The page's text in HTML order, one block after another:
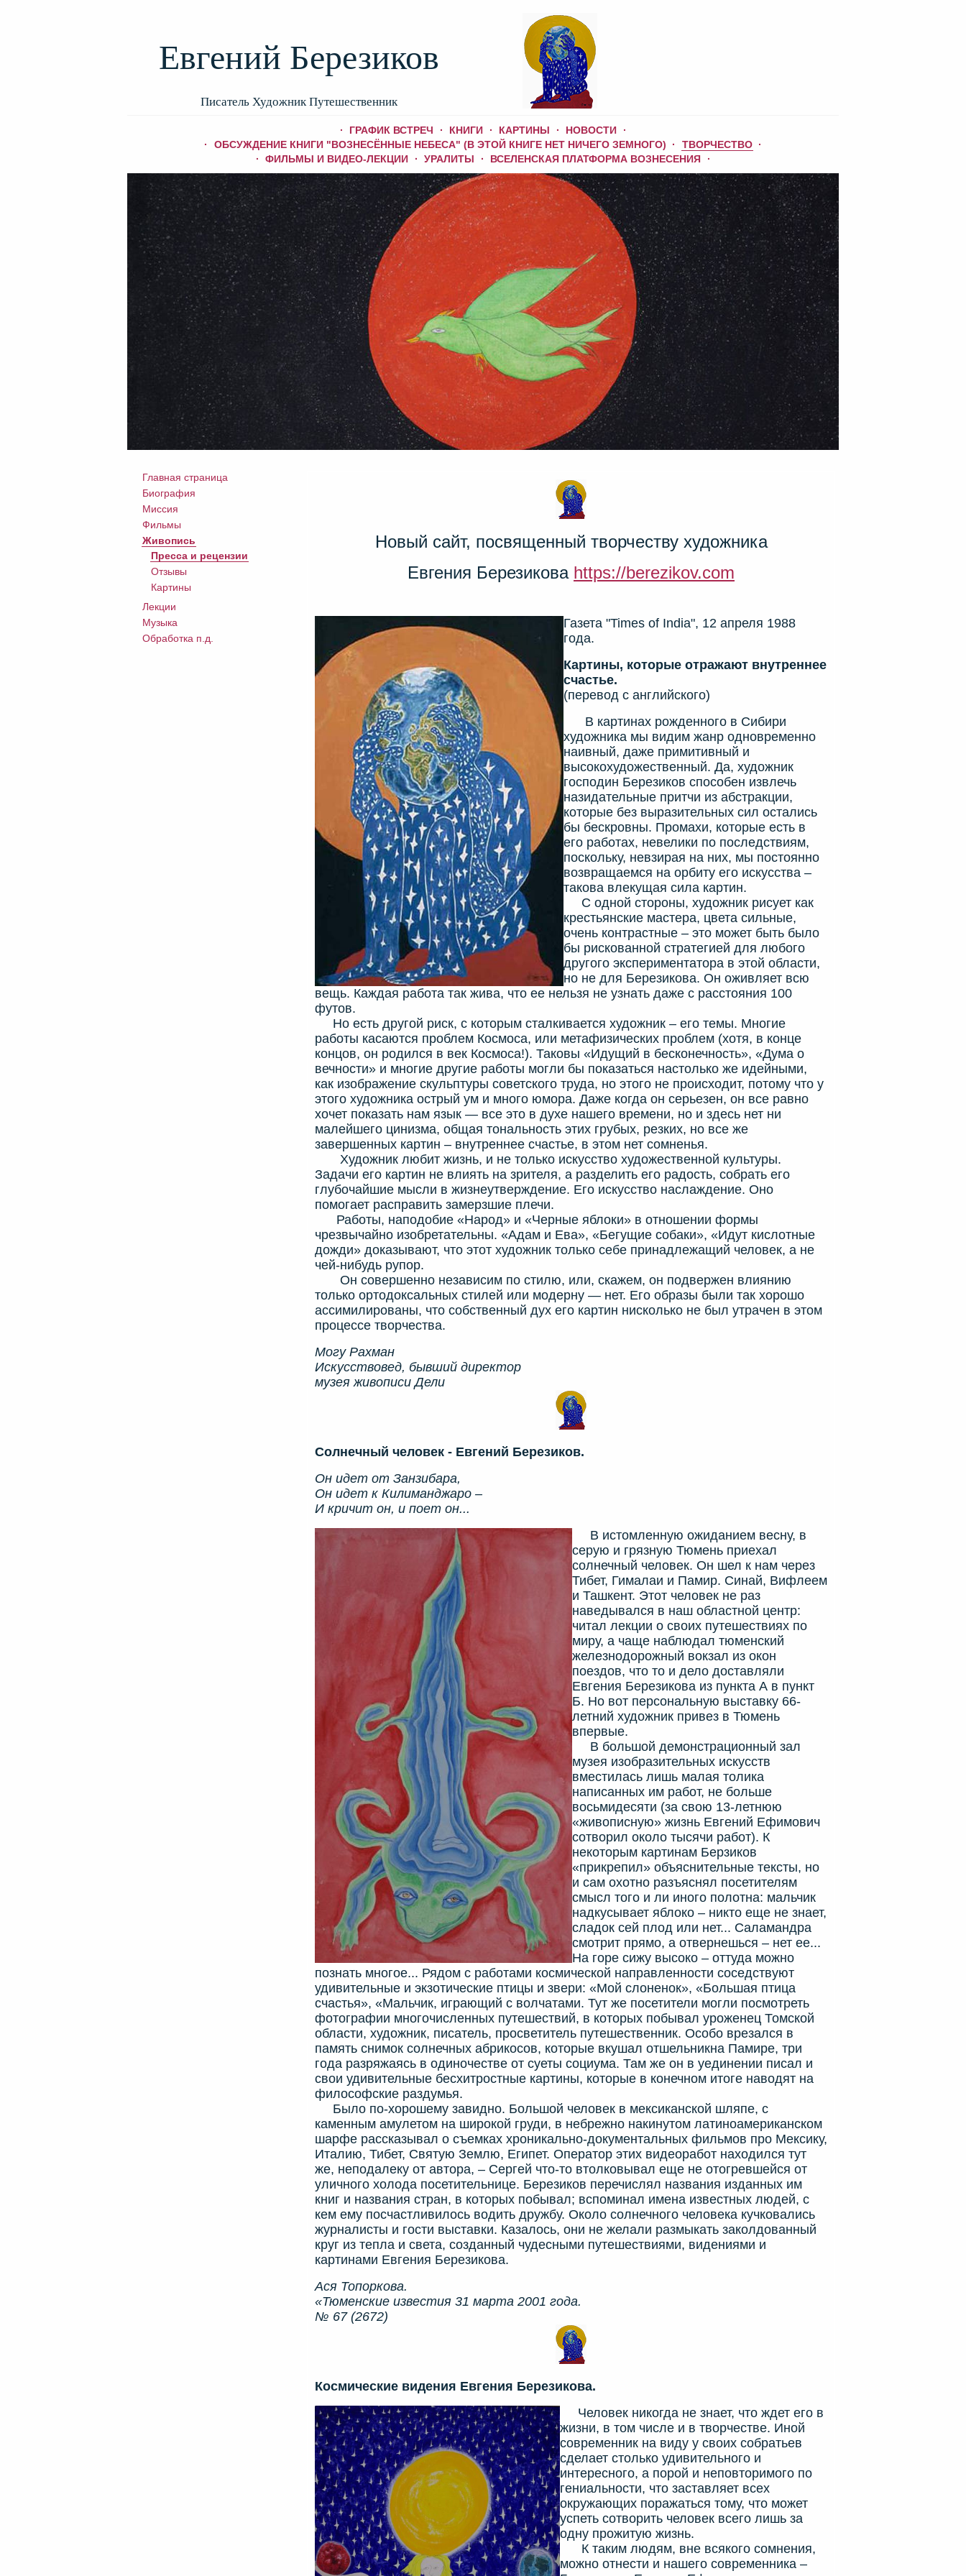
Евгений Березиков
Писатель Художник Путешественник
ГРАФИК ВСТРЕЧ КНИГИ КАРТИНЫ
НОВОСТИ
ОБСУЖДЕНИЕ КНИГИ "ВОЗНЕСЁННЫЕ НЕБЕСА" (В ЭТОЙ КНИГЕ НЕТ НИЧЕГО ЗЕМНОГО)
ТВОРЧЕСТВО
ФИЛЬМЫ И ВИДЕО-ЛЕКЦИИ
УРАЛИТЫ ВСЕЛЕНСКАЯ ПЛАТФОРМА ВОЗНЕСЕНИЯ
Главная страница
Биография
Миссия
Фильмы
Живопись
Пресса и рецензии
Отзывы
Картины
Лекции
Музыка
Обработка п.д.
Новый сайт, посвященный творчеству художника
Евгения Березикова https://berezikov.com
Газета "Times of India", 12 апреля 1988
года.
Картины, которые отражают внутреннее
счастье.
(перевод с английского)
В картинах рожденного в Сибири
художника мы видим жанр одновременно
наивный, даже примитивный и
высокохудожественный. Да, художник
господин Березиков способен извлечь
назидательные притчи из абстракции,
которые без выразительных сил остались
бы бескровны. Промахи, которые есть в
его работах, невелики по последствиям,
поскольку, невзирая на них, мы постоянно
возвращаемся на орбиту его искусства –
такова влекущая сила картин.
С одной стороны, художник рисует как
крестьянские мастера, цвета сильные,
очень контрастные – это может быть было
бы рискованной стратегией для любого
другого экспериментатора в этой области,
но не для Березикова. Он оживляет всю
вещь. Каждая работа так жива, что ее нельзя не узнать даже с расстояния 100
футов.
Но есть другой риск, с которым сталкивается художник – его темы. Многие
работы касаются проблем Космоса, или метафизических проблем (хотя, в конце
концов, он родился в век Космоса!). Таковы «Идущий в бесконечность», «Дума о
вечности» и многие другие работы могли бы показаться настолько же идейными,
как изображение скульптуры советского труда, но этого не происходит, потому что у
этого художника острый ум и много юмора. Даже когда он серьезен, он все равно
хочет показать нам язык — все это в духе нашего времени, но и здесь нет ни
малейшего цинизма, общая тональность этих грубых, резких, но все же
завершенных картин – внутреннее счастье, в этом нет сомненья.
Художник любит жизнь, и не только искусство художественной культуры.
Задачи его картин не влиять на зрителя, а разделить его радость, собрать его
глубочайшие мысли в жизнеутверждение. Его искусство наслаждение. Оно
помогает расправить замерзшие плечи.
Работы, наподобие «Народ» и «Черные яблоки» в отношении формы
чрезвычайно изобретательны. «Адам и Ева», «Бегущие собаки», «Идут кислотные
дожди» доказывают, что этот художник только себе принадлежащий человек, а не
чей-нибудь рупор.
Он совершенно независим по стилю, или, скажем, он подвержен влиянию
только ортодоксальных стилей или модерну — нет. Его образы были так хорошо
ассимилированы, что собственный дух его картин нисколько не был утрачен в этом
процессе творчества.
Могу Рахман
Искусствовед, бывший директор
музея живописи Дели
Солнечный человек - Евгений Березиков.
Он идет от Занзибара,
Он идет к Килиманджаро –
И кричит он, и поет он...
В истомленную ожиданием весну, в
серую и грязную Тюмень приехал
солнечный человек. Он шел к нам через
Тибет, Гималаи и Памир. Синай, Вифлеем
и Ташкент. Этот человек не раз
наведывался в наш областной центр:
читал лекции о своих путешествиях по
миру, а чаще наблюдал тюменский
железнодорожный вокзал из окон
поездов, что то и дело доставляли
Евгения Березикова из пункта А в пункт
Б. Но вот персональную выставку 66-
летний художник привез в Тюмень
впервые.
В большой демонстрационный зал
музея изобразительных искусств
вместилась лишь малая толика
написанных им работ, не больше
восьмидесяти (за свою 13-летнюю
«живописную» жизнь Евгений Ефимович
сотворил около тысячи работ). К
некоторым картинам Берзиков
«прикрепил» объяснительные тексты, но
и сам охотно разъяснял посетителям
смысл того и ли иного полотна: мальчик
надкусывает яблоко – никто еще не знает,
сладок сей плод или нет... Саламандра
смотрит прямо, а отвернешься – нет ее...
На горе сижу высоко – оттуда можно
познать многое... Рядом с работами космической направленности соседствуют
удивительные и экзотические птицы и звери: «Мой слоненок», «Большая птица
счастья», «Мальчик, играющий с волчатами. Тут же посетители могли посмотреть
фотографии многочисленных путешествий, в которых побывал уроженец Томской
области, художник, писатель, просветитель путешественник. Особо врезался в
память снимок солнечных абрикосов, которые вкушал отшельникна Памире, три
года разряжаясь в одиночестве от суеты социума. Там же он в уединении писал и
свои удивительные бесхитростные картины, которые в конечном итоге наводят на
философские раздумья.
Было по-хорошему завидно. Большой человек в мексиканской шляпе, с
каменным амулетом на широкой груди, в небрежно накинутом латиноамериканском
шарфе рассказывал о съемках хроникально-документальных фильмов про Мексику,
Италию, Тибет, Святую Землю, Египет. Оператор этих видеоработ находился тут
же, неподалеку от автора, – Сергей что-то втолковывал еще не отогревшейся от
уличного холода посетительнице. Березиков перечислял названия изданных им
книг и названия стран, в которых побывал; вспоминал имена известных людей, с
кем ему посчастливилось водить дружбу. Около солнечного человека кучковались
журналисты и гости выставки. Казалось, они не желали размыкать заколдованный
круг из тепла и света, созданный чудесными путешествиями, видениями и
картинами Евгения Березикова.
Ася Топоркова.
«Тюменские известия 31 марта 2001 года.
№ 67 (2672)
Космические видения Евгения Березикова.
Человек никогда не знает, что ждет его в
жизни, в том числе и в творчестве. Иной
современник на виду у своих собратьев
сделает столько удивительного и
интересного, а порой и неповторимого по
гениальности, что заставляет всех
окружающих поражаться тому, что может
успеть сотворить человек всего лишь за
одну прожитую жизнь.
К таким людям, вне всякого сомнения,
можно отнести и нашего современника –